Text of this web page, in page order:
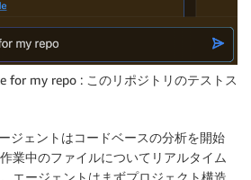
for my repo : このリポジトリのテストス
ジェントはコードベースの分析を開始
業中のファイルについてリアルタイム
エージェントはまずプロジェクト構造